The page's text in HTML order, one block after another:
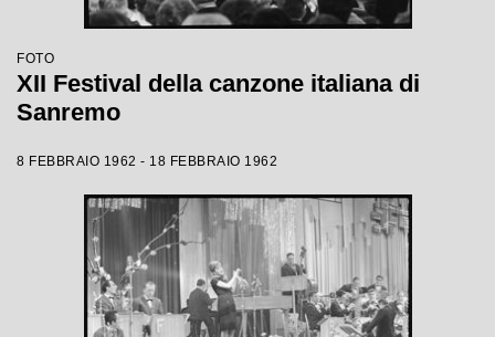
FOTO
XII Festival della canzone italiana di
Sanremo
8 FEBBRAIO 1962 - 18 FEBBRAIO 1962